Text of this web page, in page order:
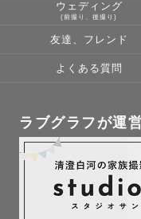
ウェディング
(前撮り、後撮り)
友達、フレンド
よくある質問
ラブグラフが運